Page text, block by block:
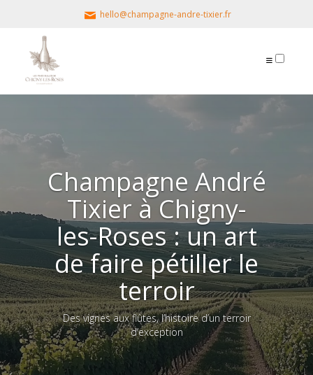
hello@champagne-andre-tixier.fr
Champagne André
Tixier à Chigny-
les-Roses : un art
de faire pétiller le
terroir
Des vignes aux flûtes, l’histoire d’un terroir
d’exception